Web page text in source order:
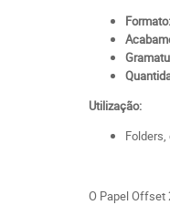
Formato:
Utilização:
O Papel Offset